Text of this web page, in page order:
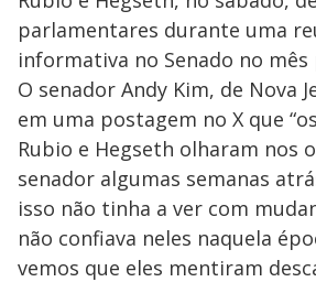
e
o
parlamentares durante uma
informativa no Senado no mês
O senador Andy Kim, de Nova
em uma postagem no X que
Rubio e Hegseth olharam nos
senador algumas semanas
isso não tinha a ver com
não confiava neles naquela
vemos que eles mentiram